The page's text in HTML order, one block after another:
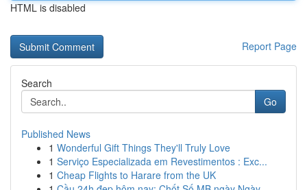
HTML is disabled
Report Page
Search
Go
Published News
1 Wonderful Gift Things They'll Truly Love
1 Serviço Especializada em Revestimentos : Exc...
1 Cheap Flights to Harare from the UK